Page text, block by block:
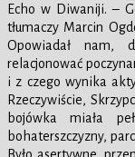
Echo w Diwaniji. –
tłumaczy Marcin
Opowiadał nam,
relacjonować
i z czego wynika
Rzeczywiście,
bojówka miała
bohaterszczyzny,
Było asertywne,